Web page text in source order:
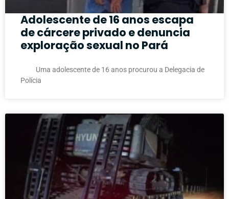
Adolescente de 16 anos escapa
de cárcere privado e denuncia
exploração sexual no Pará
Uma adolescente de 16 anos procurou a Delegacia de
Polícia